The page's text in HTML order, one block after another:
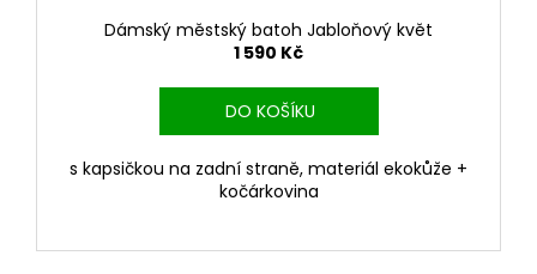
Dámský městský batoh Jabloňový květ
1 590 Kč
DO KOŠÍKU
s kapsičkou na zadní straně, materiál ekokůže +
kočárkovina